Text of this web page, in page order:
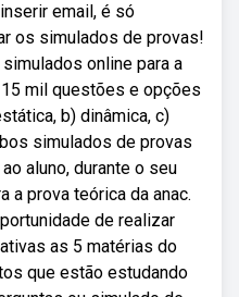
email, é só
os simulados de provas!
online para a
mil questões e opções
b) dinâmica, c)
simulados de provas
aluno, durante o seu
a prova teórica da anac.
de realizar
as 5 matérias do
que estão estudando